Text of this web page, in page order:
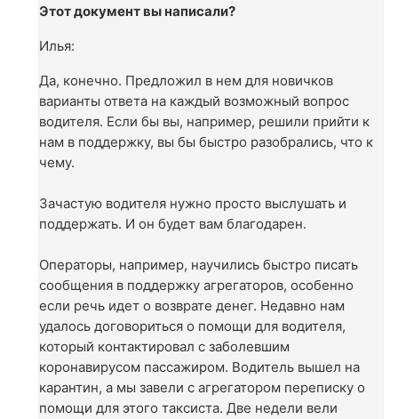
Этот документ вы написали?
Илья:
Да, конечно. Предложил в нем для новичков
варианты ответа на каждый возможный вопрос
водителя. Если бы вы, например, решили прийти к
нам в поддержку, вы бы быстро разобрались, что к
чему.
Зачастую водителя нужно просто выслушать и
поддержать. И он будет вам благодарен.
Операторы, например, научились быстро писать
сообщения в поддержку агрегаторов, особенно
если речь идет о возврате денег. Недавно нам
удалось договориться о помощи для водителя,
который контактировал с заболевшим
коронавирусом пассажиром. Водитель вышел на
карантин, а мы завели с агрегатором переписку о
помощи для этого таксиста. Две недели вели